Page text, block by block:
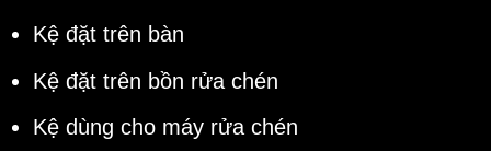
Kệ đặt trên bàn
Kệ đặt trên bồn rửa chén
Kệ dùng cho máy rửa chén